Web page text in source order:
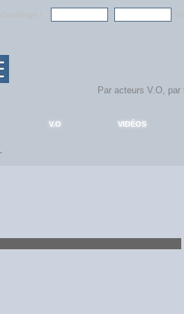
V.O VIDÉOS